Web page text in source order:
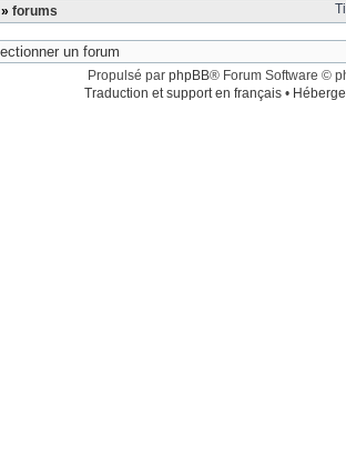
» forums
Propulsé par phpBB® Forum Software ©
Traduction et support en français •